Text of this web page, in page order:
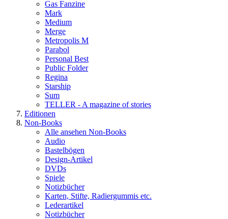
Gas Fanzine
Mark
Medium
Merge
Metropolis M
Parabol
Personal Best
Public Folder
Regina
Starship
Sum
TELLER - A magazine of stories
Editionen
Non-Books
Alle ansehen Non-Books
Audio
Bastelbögen
Design-Artikel
DVDs
Spiele
Notizbücher
Karten, Stifte, Radiergummis etc.
Lederartikel
Notizbücher